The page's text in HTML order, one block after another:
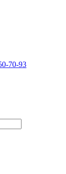
70-93